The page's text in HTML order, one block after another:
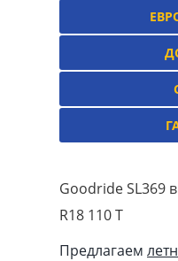
Goodride SL369
R18 110 T
Предлагаем